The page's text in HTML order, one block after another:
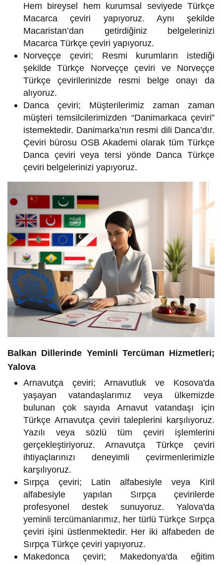
Hem bireysel hem kurumsal seviyede Türkçe
Macarca çeviri yapıyoruz. Aynı şekilde
Macaristan’dan getirdiğiniz belgelerinizi
Macarca Türkçe çeviri yapıyoruz.
Norveççe çeviri; Resmi kurumların istediği
şekilde Türkçe Norveççe çeviri ve Norveççe
Türkçe çevirilerinizde resmi belge onayı da
alıyoruz.
Danca çeviri; Müşterilerimiz zaman zaman
müşteri temsilcilerimizden “Danimarkaca çeviri”
istemektedir. Danimarka’nın resmi dili Danca’dır.
Çeviri bürosu OSB Akademi olarak tüm Türkçe
Danca çeviri veya tersi yönde Danca Türkçe
çeviri belgelerinizi yapıyoruz.
Balkan Dillerinde Yeminli Tercüman Hizmetleri;
Yalova
Arnavutça çeviri; Arnavutluk ve Kosova'da
yaşayan vatandaşlarımız veya ülkemizde
bulunan çok sayıda Arnavut vatandaşı için
Türkçe Arnavutça çeviri taleplerini karşılıyoruz.
Yazılı veya sözlü tüm çeviri işlemlerini
gerçekleştiriyoruz. Arnavutça Türkçe çeviri
ihtiyaçlarınızı deneyimli çevirmenlerimizle
karşılıyoruz.
Sırpça çeviri; Latin alfabesiyle veya Kiril
alfabesiyle yapılan Sırpça çevirilerde
profesyonel destek sunuyoruz. Yalova'da
yeminli tercümanlarımız, her türlü Türkçe Sırpça
çeviri işini üstlenmektedir. Her iki alfabeden de
Sırpça Türkçe çeviri yapıyoruz.
Makedonca çeviri; Makedonya'da eğitim